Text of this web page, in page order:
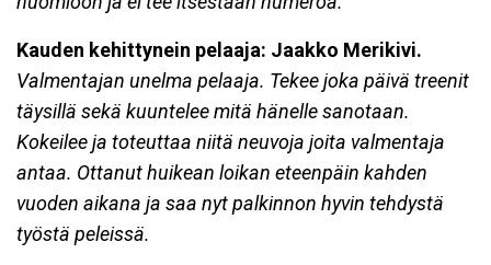
Kauden kehittynein pelaaja: Jaakko Merikivi.
Valmentajan unelma pelaaja. Tekee joka päivä treenit
täysillä sekä kuuntelee mitä hänelle sanotaan.
Kokeilee ja toteuttaa niitä neuvoja joita valmentaja
antaa. Ottanut huikean loikan eteenpäin kahden
vuoden aikana ja saa nyt palkinnon hyvin tehdystä
työstä peleissä.